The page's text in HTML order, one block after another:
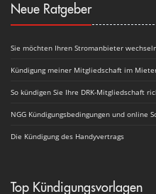
Neue Ratgeber
Sie möchten Ihren Stromanbieter
Kündigung meiner Mitgliedschaft im
So kündigen Sie Ihre DRK-Mitgliedschaft
NGG Kündigungsbedingungen und online
Die Kündigung des Handyvertrags
Top Kündigungsvorlagen